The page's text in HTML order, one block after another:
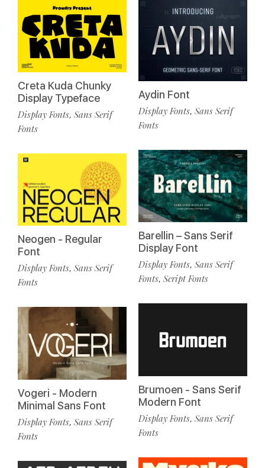
Creta Kuda Chunky
Display Typeface
Display Fonts, Sans Serif
Fonts
Neogen - Regular
Font
Display Fonts, Sans Serif
Fonts
Vogeri - Modern
Minimal Sans Font
Display Fonts, Sans Serif
Fonts
Aydin Font
Display Fonts, Sans Serif
Fonts
Barellin – Sans Serif
Display Font
Display Fonts, Sans Serif
Fonts, Script Fonts
Brumoen - Sans Serif
Modern Font
Display Fonts, Sans Serif
Fonts